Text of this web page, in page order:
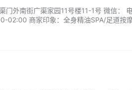
门外南街广渠家园11号楼11-1号 微信：
02:00 商家印象：全身精油SPA/足道按